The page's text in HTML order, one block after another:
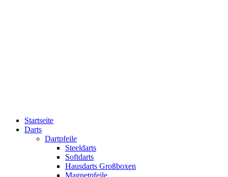
Startseite
Darts
Dartpfeile
Steeldarts
Softdarts
Hausdarts Großboxen
Magnetpfeile